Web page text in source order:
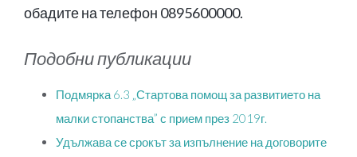
обадите на телефон 0895600000.
Подобни публикации
Подмярка 6.3 „Стартова помощ за развитието на
малки стопанства” с прием през 2019г.
Удължава се срокът за изпълнение на договорите